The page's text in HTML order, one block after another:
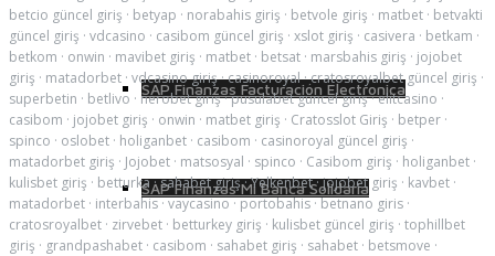
SAP Finanzas Facturación Electronica
SAP Finanzas Mi Banca Solidaria
betcio güncel giriş · betyap · norabahis giriş · betvole giriş · matbet · betvakti
güncel giriş · vdcasino · casibom güncel giriş · xslot giriş · casivera · betkam ·
betkom · onwin · mavibet giriş · matbet · betsat · marsbahis giriş · jojobet
giriş · matadorbet · vdcasino giriş·casinoroyal·cratosroyalbet güncel giriş ·
superbetin · betlivo · nerobet giriş·pusulabet güncel giriş·elitcasino ·
casibom · jojobet giriş · onwin · matbet giriş · Cratosslot Giriş · betper ·
spinco · oslobet · holiganbet · casibom · casinoroyal güncel giriş ·
matadorbet giriş · Jojobet · matsosyal · spinco · Casibom giriş · holiganbet ·
kulisbet giriş · betturka·sahabet giriş·Yelkenbet·jojobet giriş · kavbet ·
matadorbet · interbahis·vaycasino·portobahis·betnano giris ·
cratosroyalbet · zirvebet · betturkey giriş · kulisbet güncel giriş · tophillbet
giriş · grandpashabet · casibom · sahabet giriş · sahabet · betsmove ·